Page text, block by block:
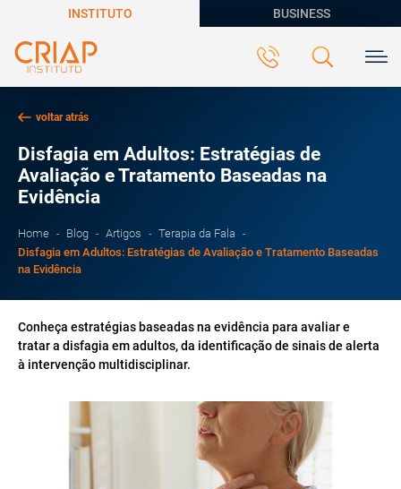
INSTITUTO BUSINESS
voltar atrás
Disfagia em Adultos: Estratégias de
Avaliação e Tratamento Baseadas na
Evidência
Home Blog Artigos
Terapia da Fala
Disfagia em Adultos: Estratégias de Avaliação e Tratamento Baseadas
na Evidência
Conheça estratégias baseadas na evidência para avaliar e
tratar a disfagia em adultos, da identificação de sinais de alerta
à intervenção multidisciplinar.